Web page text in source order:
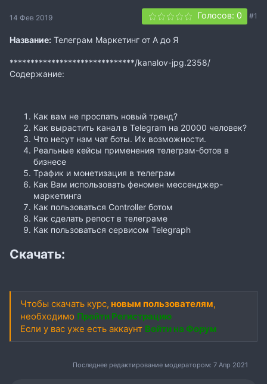
14 Фев 2019 Голосов: 0 #1
Название: Телеграм Маркетинг от А до Я
******************************/kanalov-jpg.2358/
Содержание:
Как вам не проспать новый тренд?
Как вырастить канал в Telegram на 20000 человек?
Что несут нам чат боты. Их возможности.
Реальные кейсы применения телеграм-ботов в
бизнесе
Трафик и монетизация в телеграм
Как Вам использовать феномен мессенджер-
маркетинга
Как пользоваться Controller ботом
Как сделать репост в телеграме
Как пользоваться сервисом Telegraph
Скачать:
Чтобы скачать курс, новым пользователям,
необходимо Пройти Регистрацию
Если у вас уже есть аккаунт Войти на Форум
Последнее редактирование модератором: 7 Апр 2021